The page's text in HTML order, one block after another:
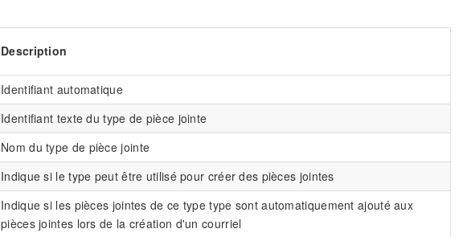
Description
Identifiant automatique
Identifiant texte du type de pièce jointe
Nom du type de pièce jointe
Indique si le type peut être utilisé pour créer des pièces jointes
Indique si les pièces jointes de ce type type sont automatiquement ajouté aux
pièces jointes lors de la création d'un courriel